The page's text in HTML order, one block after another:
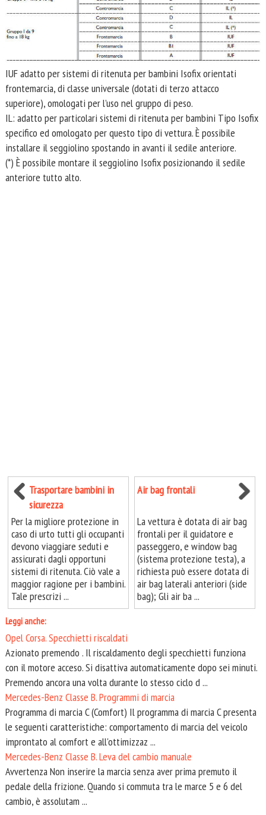
IUF adatto per sistemi di ritenuta per bambini Isofix orientati
frontemarcia, di classe universale (dotati di terzo attacco
superiore), omologati per l’uso nel gruppo di peso.
IL: adatto per particolari sistemi di ritenuta per bambini Tipo Isofix
specifico ed omologato per questo tipo di vettura. È possibile
installare il seggiolino spostando in avanti il sedile anteriore.
(*) È possibile montare il seggiolino Isofix posizionando il sedile
anteriore tutto alto.
Trasportare bambini in
sicurezza
Per la migliore protezione in
caso di urto tutti gli occupanti
devono viaggiare seduti e
assicurati dagli opportuni
sistemi di ritenuta. Ciò vale a
maggior ragione per i bambini.
Tale prescrizi ...
Air bag frontali
La vettura è dotata di air bag
frontali per il guidatore e
passeggero, e window bag
(sistema protezione testa), a
richiesta può essere dotata di
air bag laterali anteriori (side
bag); Gli air ba ...
Leggi anche:
Opel Corsa. Specchietti riscaldati
Azionato premendo . Il riscaldamento degli specchietti funziona
con il motore acceso. Si disattiva automaticamente dopo sei minuti.
Premendo ancora una volta durante lo stesso ciclo d ...
Mercedes-Benz Classe B. Programmi di marcia
Programma di marcia C (Comfort) Il programma di marcia C presenta
le seguenti caratteristiche: comportamento di marcia del veicolo
improntato al comfort e all'ottimizzaz ...
Mercedes-Benz Classe B. Leva del cambio manuale
Avvertenza Non inserire la marcia senza aver prima premuto il
pedale della frizione. Quando si commuta tra le marce 5 e 6 del
cambio, è assolutam ...